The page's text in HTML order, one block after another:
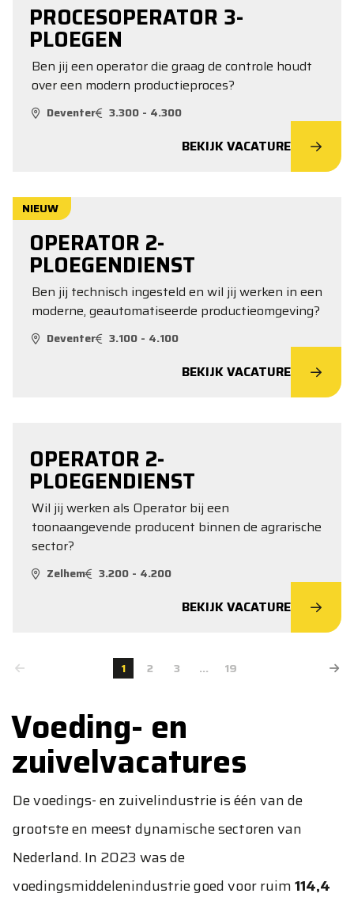
PROCESOPERATOR 3-
PLOEGEN
Ben jij een operator die graag de controle houdt
over een modern productieproces?
Deventer 3.300 - 4.300
BEKIJK VACATURE
NIEUW
OPERATOR 2-
PLOEGENDIENST
Ben jij technisch ingesteld en wil jij werken in een
moderne, geautomatiseerde productieomgeving?
Deventer 3.100 - 4.100
BEKIJK VACATURE
OPERATOR 2-
PLOEGENDIENST
Wil jij werken als Operator bij een
toonaangevende producent binnen de agrarische
sector?
Zelhem 3.200 - 4.200
BEKIJK VACATURE
1 2 3 ... 19
Voeding- en
zuivelvacatures
De voedings- en zuivelindustrie is één van de
grootste en meest dynamische sectoren van
Nederland. In 2023 was de
voedingsmiddelenindustrie goed voor ruim114,4